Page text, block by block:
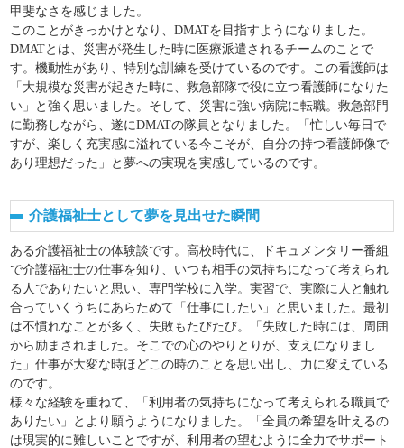
甲斐なさを感じました。
このことがきっかけとなり、DMATを目指すようになりました。
DMATとは、災害が発生した時に医療派遣されるチームのことで
す。機動性があり、特別な訓練を受けているのです。この看護師は
「大規模な災害が起きた時に、救急部隊で役に立つ看護師になりた
い」と強く思いました。そして、災害に強い病院に転職。救急部門
に勤務しながら、遂にDMATの隊員となりました。「忙しい毎日で
すが、楽しく充実感に溢れている今こそが、自分の持つ看護師像で
あり理想だった」と夢への実現を実感しているのです。
介護福祉士として夢を見出せた瞬間
ある介護福祉士の体験談です。高校時代に、ドキュメンタリー番組
で介護福祉士の仕事を知り、いつも相手の気持ちになって考えられ
る人でありたいと思い、専門学校に入学。実習で、実際に人と触れ
合っていくうちにあらためて「仕事にしたい」と思いました。最初
は不慣れなことが多く、失敗もたびたび。「失敗した時には、周囲
から励まされました。そこでの心のやりとりが、支えになりまし
た」仕事が大変な時ほどこの時のことを思い出し、力に変えている
のです。
様々な経験を重ねて、「利用者の気持ちになって考えられる職員で
ありたい」とより願うようになりました。「全員の希望を叶えるの
は現実的に難しいことですが、利用者の望むように全力でサポート